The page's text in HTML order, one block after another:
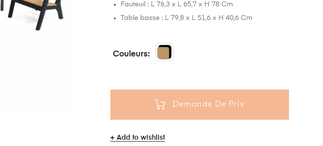
Fauteuil : L 76,3 x L 65,7 x H 78 Cm
Table basse : L 79,8 x L 51,6 x H 40,6 Cm
Couleurs
Demande De Prix
Add to wishlist